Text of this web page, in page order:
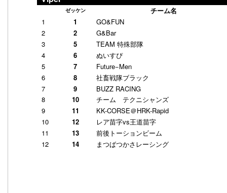
ゼッケン
チーム名
1
1
GO&FUN
2
2
G&Bar
3
5
TEAM 特殊部隊
4
6
ぬいすぴ
5
7
Future−Men
6
8
社畜戦隊ブラック
7
9
BUZZ RACING
8
10
チーム テクニシャンズ
9
11
KK-CORSE＠HRK-Rapid
10
12
レア苗字vs王道苗字
11
13
前後トーションビーム
12
14 まつばつかさレーシング